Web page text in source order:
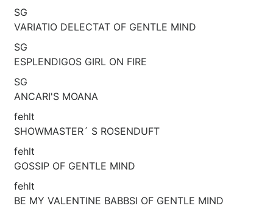
SG
VARIATIO DELECTAT OF GENTLE MIND
SG
ESPLENDIGOS GIRL ON FIRE
SG
ANCARI'S MOANA
fehlt
SHOWMASTER´ S ROSENDUFT
fehlt
GOSSIP OF GENTLE MIND
fehlt
BE MY VALENTINE BABBSI OF GENTLE MIND